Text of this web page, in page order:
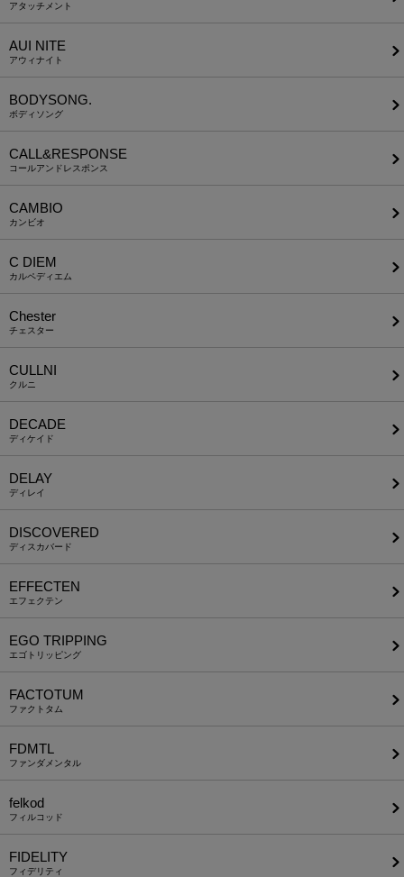
アタッチメント
AUI NITE
アウィナイト
BODYSONG.
ボディソング
CALL&RESPONSE
コールアンドレスポンス
CAMBIO
カンビオ
C DIEM
カルペディエム
Chester
チェスター
CULLNI
クルニ
DECADE
ディケイド
DELAY
ディレイ
DISCOVERED
ディスカバード
EFFECTEN
エフェクテン
EGO TRIPPING
エゴトリッピング
FACTOTUM
ファクトタム
FDMTL
ファンダメンタル
felkod
フィルコッド
FIDELITY
フィデリティ